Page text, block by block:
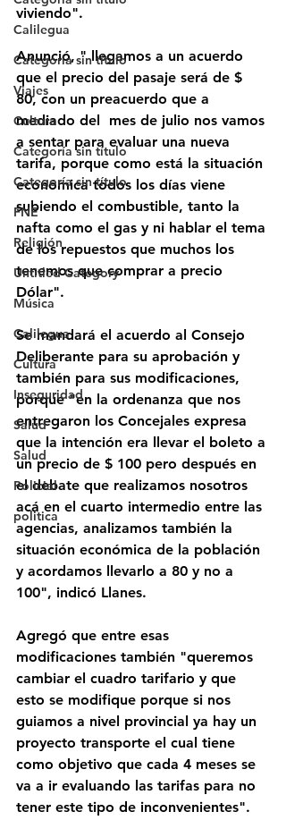
Calilegua
Categoría sin título
Viajes
Cultura
Categoría sin título
Categoría sin título
FNE
Religión
Untitled Category
Música
Calilegua
Cultura
Inseguridad
Salud
Salud
Policial
politica
viviendo".
Anunció, " llegamos a un acuerdo
que el precio del pasaje será de $
80, con un preacuerdo que a
mediado del  mes de julio nos vamos
a sentar para evaluar una nueva
tarifa, porque como está la situación
económica todos los días viene
subiendo el combustible, tanto la
nafta como el gas y ni hablar el tema
de los repuestos que muchos los
tenemos que comprar a precio
Dólar".
Se mandará el acuerdo al Consejo
Deliberante para su aprobación y
también para sus modificaciones,
porque "en la ordenanza que nos
entregaron los Concejales expresa
que la intención era llevar el boleto a
un precio de $ 100 pero después en
el debate que realizamos nosotros
acá en el cuarto intermedio entre las
agencias, analizamos también la
situación económica de la población
y acordamos llevarlo a 80 y no a
100", indicó Llanes.
Agregó que entre esas
modificaciones también "queremos
cambiar el cuadro tarifario y que
esto se modifique porque si nos
guiamos a nivel provincial ya hay un
proyecto transporte el cual tiene
como objetivo que cada 4 meses se
va a ir evaluando las tarifas para no
tener este tipo de inconvenientes".